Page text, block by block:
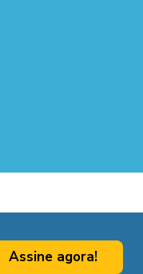
Assine agora!